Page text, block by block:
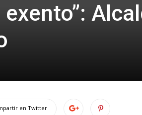
exento”:
en Twitter